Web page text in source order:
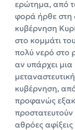
ερώτημα, από
φορά ήρθε στη
κυβέρνηση
στο κομμάτι
πολύ νερό στο
αν υπάρχει
κυβέρνηση,
προφανώς
αθρόες